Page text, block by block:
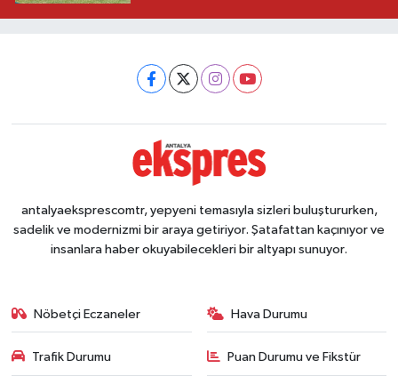
antalyaeksprescomtr, yepyeni temasıyla sizleri buluştururken,
sadelik ve modernizmi bir araya getiriyor. Şatafattan kaçınıyor ve
insanlara haber okuyabilecekleri bir altyapı sunuyor.
Nöbetçi Eczaneler Hava Durumu
Trafik Durumu Puan Durumu ve Fikstür